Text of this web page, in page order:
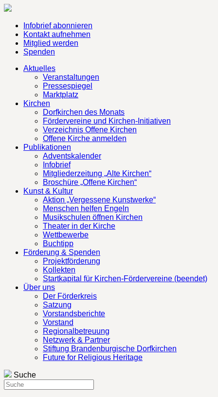
Infobrief abonnieren
Kontakt aufnehmen
Mitglied werden
Spenden
Aktuelles
Veranstaltungen
Pressespiegel
Marktplatz
Kirchen
Dorfkirchen des Monats
Fördervereine und Kirchen-Initiativen
Verzeichnis Offene Kirchen
Offene Kirche anmelden
Publikationen
Adventskalender
Infobrief
Mitgliederzeitung „Alte Kirchen“
Broschüre „Offene Kirchen“
Kunst & Kultur
Aktion „Vergessene Kunstwerke“
Menschen helfen Engeln
Musikschulen öffnen Kirchen
Theater in der Kirche
Wettbewerbe
Buchtipp
Förderung & Spenden
Projektförderung
Kollekten
Startkapital für Kirchen-Fördervereine (beendet)
Über uns
Der Förderkreis
Satzung
Vorstandsberichte
Vorstand
Regionalbetreuung
Netzwerk & Partner
Stiftung Brandenburgische Dorfkirchen
Future for Religious Heritage
Suche